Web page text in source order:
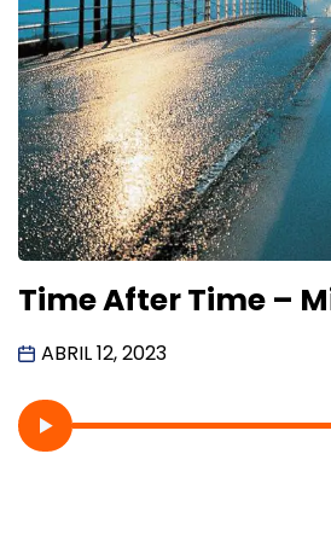
Time After Time –
ABRIL 12, 2023